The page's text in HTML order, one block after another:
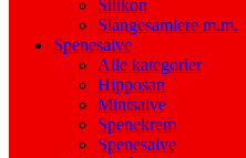
Silikon
Slangesamlere m.m.
Spenesalve
Alle kategorier
Hipposan
Mintsalve
Spenekrem
Spenesalve